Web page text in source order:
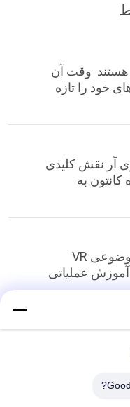
هستند ️ وقت آن
خود را تازه
آر نقش کلیدی
کانتون به
چگونه یک پارک موضوعی VR
دوره آموزش عملیاتی